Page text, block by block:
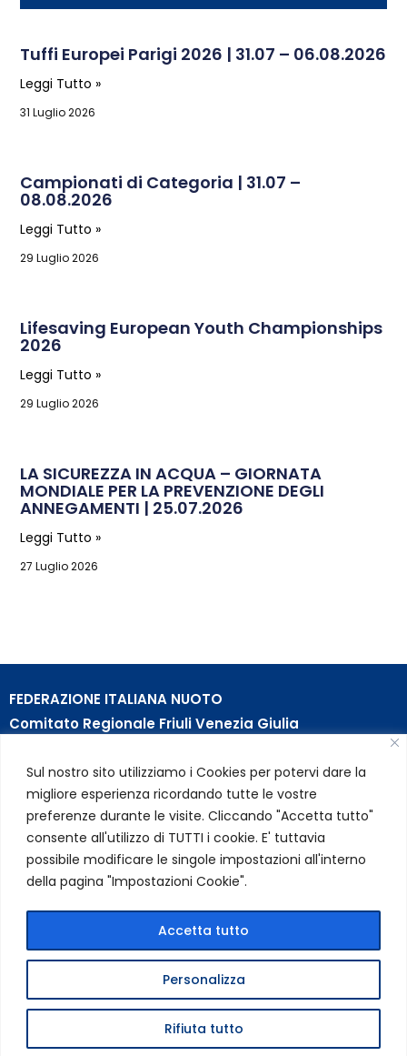
Sul nostro sito utilizziamo i Cookies per potervi dare la
migliore esperienza ricordando tutte le vostre
preferenze durante le visite. Cliccando "Accetta tutto"
consente all'utilizzo di TUTTI i cookie. E' tuttavia
possibile modificare le singole impostazioni all'interno
della pagina "Impostazioni Cookie".
Personalizza
Rifiuta tutto
Accetta tutto
Tuffi Europei Parigi 2026 | 31.07 – 06.08.2026
Leggi Tutto »
31 Luglio 2026
Campionati di Categoria | 31.07 –
08.08.2026
Leggi Tutto »
29 Luglio 2026
Lifesaving European Youth Championships
2026
Leggi Tutto »
29 Luglio 2026
LA SICUREZZA IN ACQUA – GIORNATA
MONDIALE PER LA PREVENZIONE DEGLI
ANNEGAMENTI | 25.07.2026
Leggi Tutto »
27 Luglio 2026
FEDERAZIONE ITALIANA NUOTO
Comitato Regionale Friuli Venezia Giulia
Trieste (TS)
Partita Iva 01384031009
Codice Fiscale 05284670584
Codice SDI USAL8PV – Rif. Amm. TC025
LINK UTILI
Privacy Policy
FIN Comitato Regionale FVG © 2026 | Tutti i diritti riservati
|Credits